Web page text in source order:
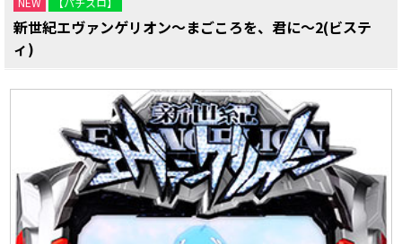
新世紀エヴァンゲリオン～まごころを、君に～2(ビステ
ィ)